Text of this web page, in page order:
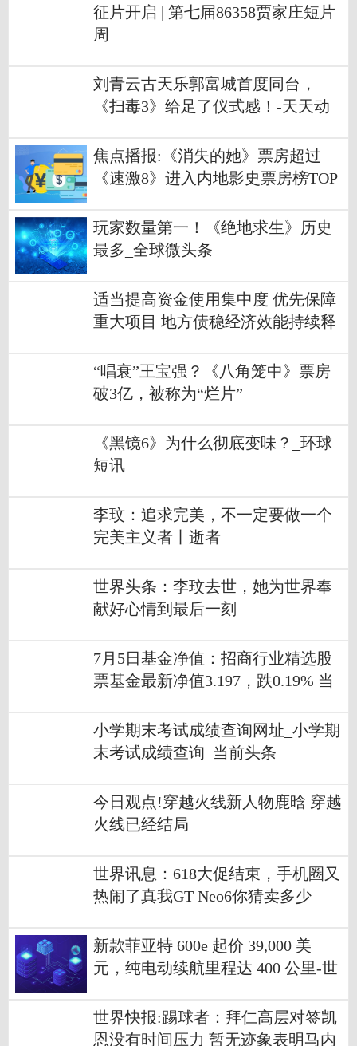
征片开启 | 第七届86358贾家庄短片
周
刘青云古天乐郭富城首度同台，
《扫毒3》给足了仪式感！-天天动
焦点播报:《消失的她》票房超过
《速激8》进入内地影史票房榜TOP
玩家数量第一！《绝地求生》历史
最多_全球微头条
适当提高资金使用集中度 优先保障
重大项目 地方债稳经济效能持续释
“唱衰”王宝强？《八角笼中》票房
破3亿，被称为“烂片”
《黑镜6》为什么彻底变味？_环球
短讯
李玟：追求完美，不一定要做一个
完美主义者丨逝者
世界头条：李玟去世，她为世界奉
献好心情到最后一刻
7月5日基金净值：招商行业精选股
票基金最新净值3.197，跌0.19% 当
小学期末考试成绩查询网址_小学期
末考试成绩查询_当前头条
今日观点!穿越火线新人物鹿晗 穿越
火线已经结局
世界讯息：618大促结束，手机圈又
热闹了真我GT Neo6你猜卖多少
新款菲亚特 600e 起价 39,000 美
元，纯电动续航里程达 400 公里-世
世界快报:踢球者：拜仁高层对签凯
恩没有时间压力 暂无迹象表明马内